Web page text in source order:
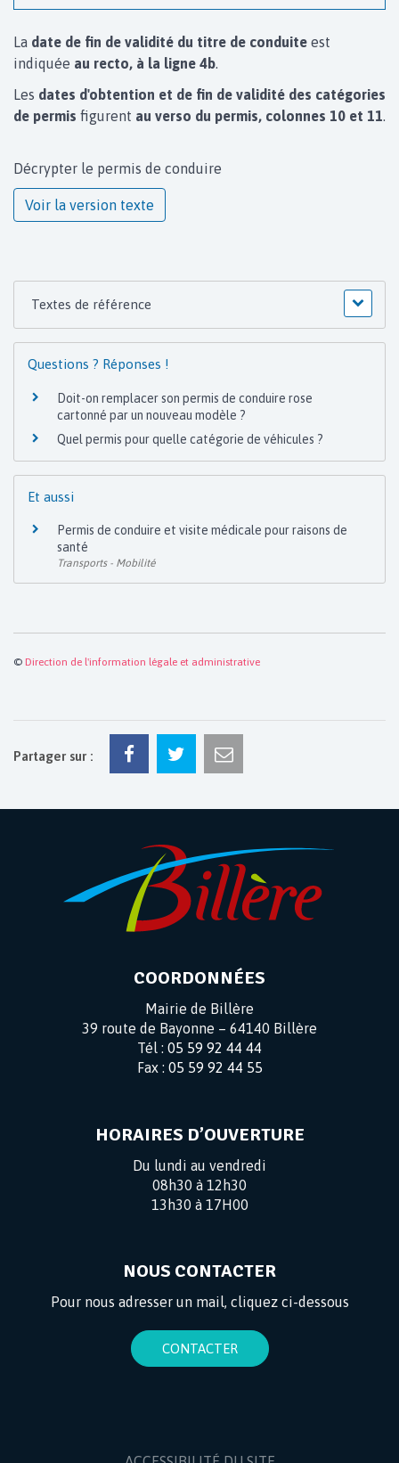
La date de fin de validité du titre de conduite est
indiquée au recto, à la ligne 4b.
Les dates d'obtention et de fin de validité des catégories
de permis figurent au verso du permis, colonnes 10 et 11.
Décrypter le permis de conduire
Voir la version texte
Textes de référence
Questions ? Réponses !
Doit-on remplacer son permis de conduire rose
cartonné par un nouveau modèle ?
Quel permis pour quelle catégorie de véhicules ?
Et aussi
Permis de conduire et visite médicale pour raisons de
santé
Transports - Mobilité
© Direction de l'information légale et administrative
Partager sur :
COORDONNÉES
Mairie de Billère
39 route de Bayonne – 64140 Billère
Tél : 05 59 92 44 44
Fax : 05 59 92 44 55
HORAIRES D’OUVERTURE
Du lundi au vendredi
08h30 à 12h30
13h30 à 17H00
NOUS CONTACTER
Pour nous adresser un mail, cliquez ci-dessous
CONTACTER